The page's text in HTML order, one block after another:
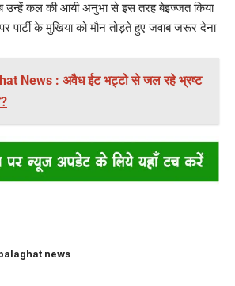
उन्हें कल की आयी अनुभा से इस तरह बेइज्जत किया
पार्टी के मुखिया को मौन तोड़ते हुए जवाब जरूर देना
News : अवैध ईट भट्टो से जल रहे भ्रष्ट
news